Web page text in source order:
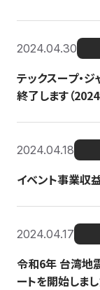
2024.04.30
テックスープ・
終了します（
2024.04.18
イベント事業収
2024.04.17
令和6年 台湾地
ートを開始しまし